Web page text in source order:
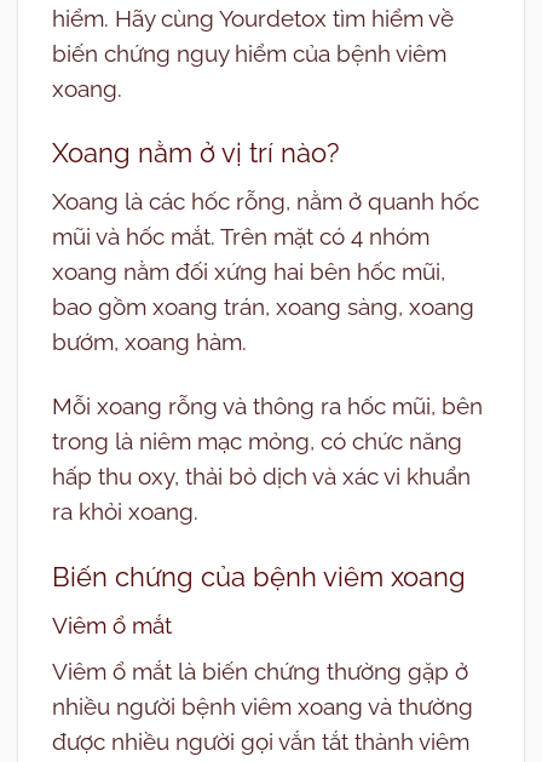
hiểm. Hãy cùng Yourdetox tìm hiểm về
biến chứng nguy hiểm của bệnh viêm
xoang.
Xoang nằm ở vị trí nào?
Xoang là các hốc rỗng, nằm ở quanh hốc
mũi và hốc mắt. Trên mặt có 4 nhóm
xoang nằm đối xứng hai bên hốc mũi,
bao gồm xoang trán, xoang sàng, xoang
bướm, xoang hàm.
Mỗi xoang rỗng và thông ra hốc mũi, bên
trong là niêm mạc mỏng, có chức năng
hấp thu oxy, thải bỏ dịch và xác vi khuẩn
ra khỏi xoang.
Biến chứng của bệnh viêm xoang
Viêm ổ mắt
Viêm ổ mắt là biến chứng thường gặp ở
nhiều người bệnh viêm xoang và thường
được nhiều người gọi vắn tắt thành viêm